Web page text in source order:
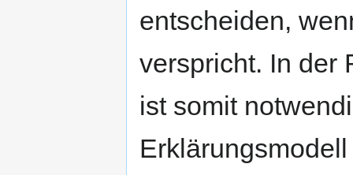
entscheiden,
verspricht. In der
ist somit